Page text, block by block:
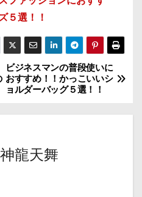
５選！！
ビジネスマンの普段使いに
おすすめ！！かっこいいシ
ョルダーバッグ５選！！
神龍天舞